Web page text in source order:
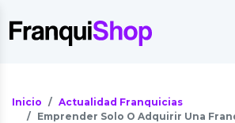
Inicio
Actualidad Franquicias
Emprender Solo O Adquirir Una